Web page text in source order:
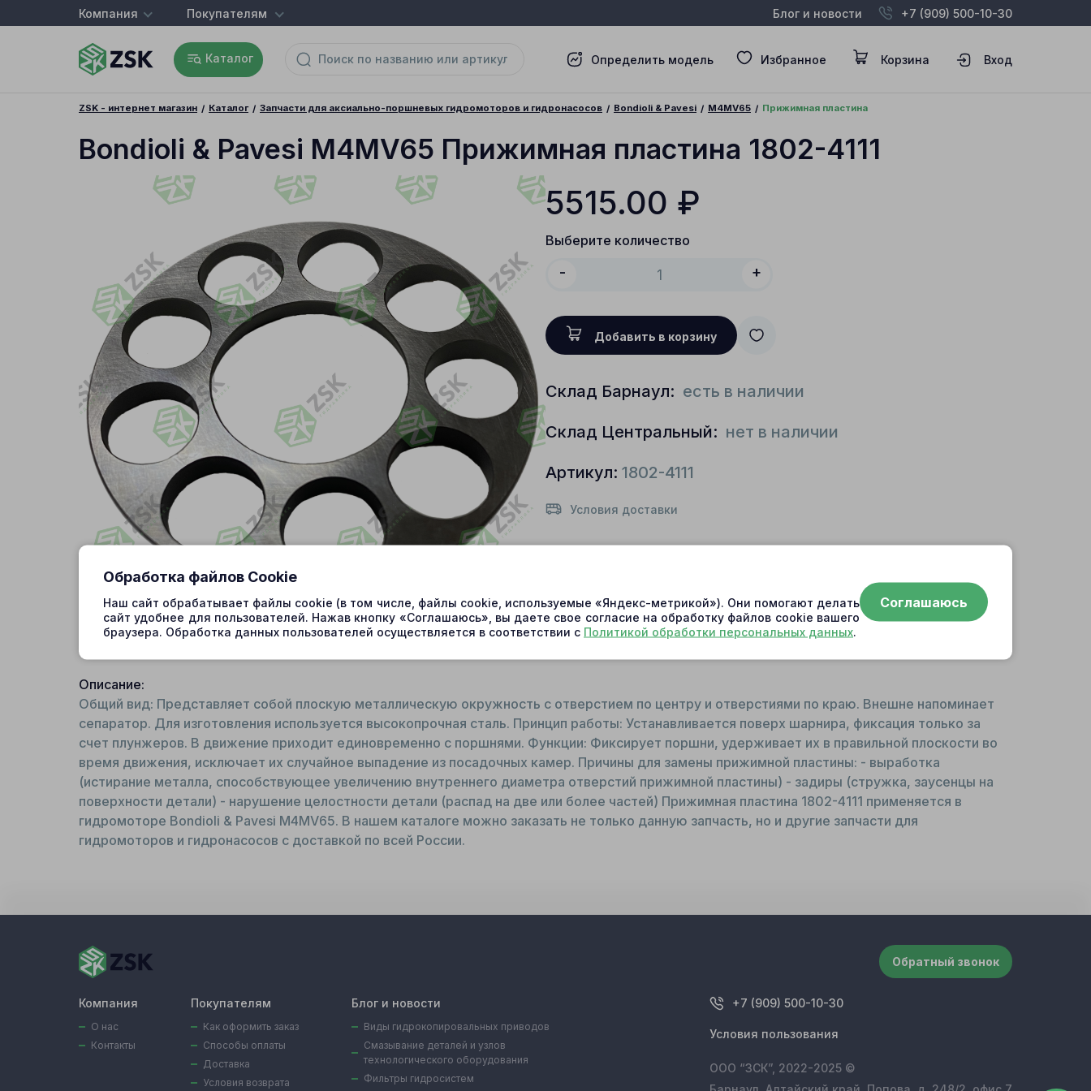
Компания Покупателям Блог и новости +7 (909) 500-10-30
Каталог Определить модель Избранное Корзина Вход
ZSK - интернет магазин Каталог Запчасти для аксиально-поршневых гидромоторов и гидронасосов Bondioli & Pavesi M4MV65 Прижимная пластина
Bondioli & Pavesi M4MV65 Прижимная пластина 1802-4111
5515.00 ₽
Выберите количество
- +
Добавить в корзину
Склад Барнаул: есть в наличии
Склад Центральный: нет в наличии
Артикул: 1802-4111
Условия доставки
Описание:
Общий вид: Представляет собой плоскую металлическую окружность с отверстием по центру и отверстиями по краю. Внешне напоминает
сепаратор. Для изготовления используется высокопрочная сталь. Принцип работы: Устанавливается поверх шарнира, фиксация только за
счет плунжеров. В движение приходит единовременно с поршнями. Функции: Фиксирует поршни, удерживает их в правильной плоскости во
время движения, исключает их случайное выпадение из посадочных камер. Причины для замены прижимной пластины: - выработка
(истирание металла, способствующее увеличению внутреннего диаметра отверстий прижимной пластины) - задиры (стружка, заусенцы на
поверхности детали) - нарушение целостности детали (распад на две или более частей) Прижимная пластина 1802-4111 применяется в
гидромоторе Bondioli & Pavesi M4MV65. В нашем каталоге можно заказать не только данную запчасть, но и другие запчасти для
гидромоторов и гидронасосов с доставкой по всей России.
Обратный звонок
Компания
О нас
Контакты
Покупателям
Как оформить заказ
Способы оплаты
Доставка
Условия возврата
Блог и новости
Виды гидрокопировальных приводов
Смазывание деталей и узлов
технологического оборудования
Фильтры гидросистем
+7 (909) 500-10-30
Условия пользования
ООО “ЗСК”, 2022-2025 ©
Обработка файлов Cookie
Наш сайт обрабатывает файлы cookie (в том числе, файлы cookie, используемые «Яндекс-метрикой»). Они помогают делать
сайт удобнее для пользователей. Нажав кнопку «Соглашаюсь», вы даете свое согласие на обработку файлов cookie вашего
браузера. Обработка данных пользователей осуществляется в соответствии с Политикой обработки персональных данных
Соглашаюсь